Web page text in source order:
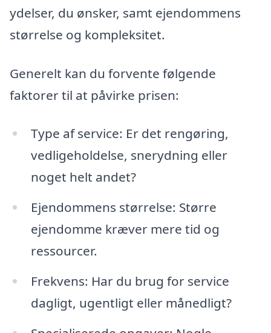
ydelser, du ønsker, samt ejendommens
størrelse og kompleksitet.
Generelt kan du forvente følgende
faktorer til at påvirke prisen:
Type af service: Er det rengøring,
vedligeholdelse, snerydning eller
noget helt andet?
Ejendommens størrelse: Større
ejendomme kræver mere tid og
ressourcer.
Frekvens: Har du brug for service
dagligt, ugentligt eller månedligt?